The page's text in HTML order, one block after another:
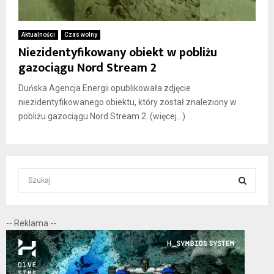
Aktualności Czas wolny
Niezidentyfikowany obiekt w pobliżu
gazociągu Nord Stream 2
Duńska Agencja Energii opublikowała zdjęcie
niezidentyfikowanego obiektu, który został znaleziony w
pobliżu gazociągu Nord Stream 2. (więcej…)
c
h
f
o
E
A
-- Reklama --